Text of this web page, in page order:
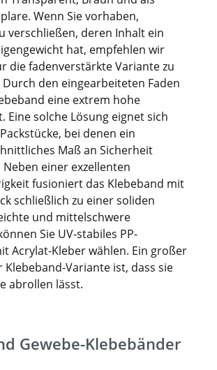
Wenn Sie vorhaben,
verschließen, deren Inhalt ein
hat, empfehlen wir
die fadenverstärkte Variante zu
den eingearbeiteten Faden
eine extrem hohe
Eine solche Lösung eignet sich
bei denen ein
Maß an Sicherheit
einer exzellenten
fusioniert das Klebeband mit
schließlich zu einer soliden
und mittelschwere
Sie UV-stabiles PP-
Acrylat-Kleber wählen. Ein großer
Klebeband-Variante ist, dass sie
abrollen lässt.
Gewebe-Klebebänder